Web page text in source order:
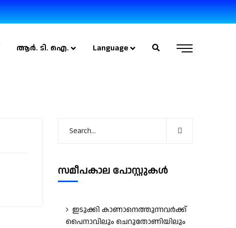
ആർ. ടി. ഐ. Language
സമീപകാല പോസ്റ്റുകൾ
ഇടുക്കി കാണാനെത്തുന്നവർക്ക്
പൈനാവിലും ചെറുതോണിയിലും